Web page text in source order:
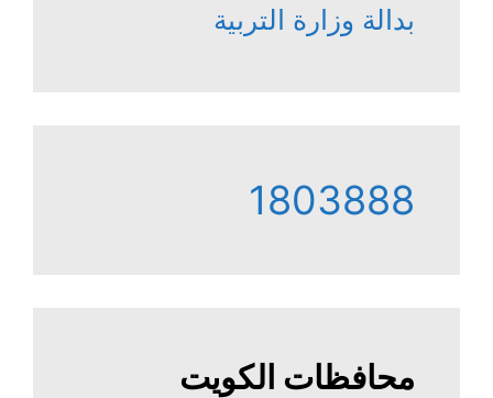
بدالة وزارة التربية
1803888
محافظات الكويت